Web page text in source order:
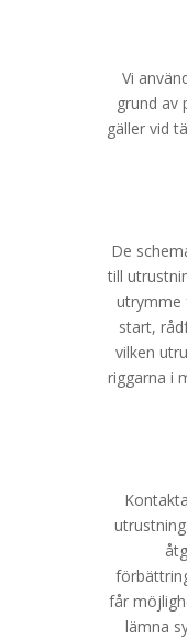
Vi
grund av
gäller vid
De
till
utrymme
start,
vilken
riggarna i
får
lämna